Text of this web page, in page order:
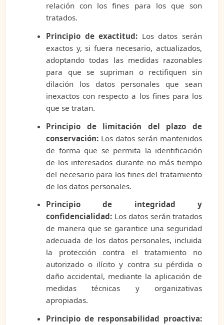
relación con los fines para los que son
tratados.
Principio de exactitud: Los datos serán
exactos y, si fuera necesario, actualizados,
adoptando todas las medidas razonables
para que se supriman o rectifiquen sin
dilación los datos personales que sean
inexactos con respecto a los fines para los
que se tratan.
Principio de limitación del plazo de
conservación: Los datos serán mantenidos
de forma que se permita la identificación
de los interesados durante no más tiempo
del necesario para los fines del tratamiento
de los datos personales.
Principio de integridad y
confidencialidad: Los datos serán tratados
de manera que se garantice una seguridad
adecuada de los datos personales, incluida
la protección contra el tratamiento no
autorizado o ilícito y contra su pérdida o
daño accidental, mediante la aplicación de
medidas técnicas y organizativas
apropiadas.
Principio de responsabilidad proactiva: